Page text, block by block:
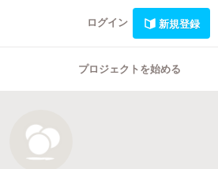
ログイン 新規登録
プロジェクトを始める